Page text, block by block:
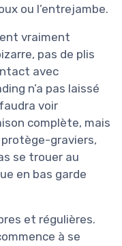
ou l’entrejambe.
vraiment
pas de plis
avec
n’a pas laissé
voir
complète, mais
graviers,
se trouer au
en bas garde
et régulières.
à se